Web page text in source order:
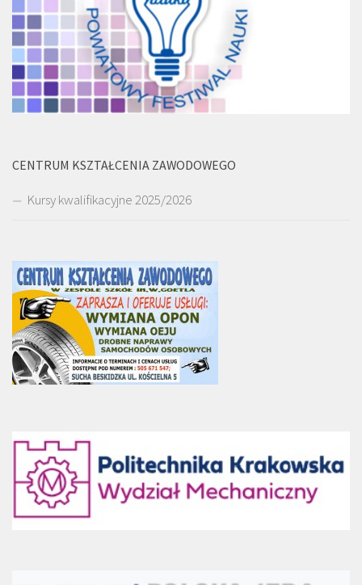
CENTRUM KSZTAŁCENIA ZAWODOWEGO
Kursy kwalifikacyjne 2025/2026